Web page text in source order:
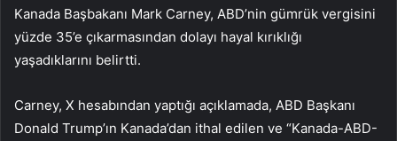
Kanada Başbakanı Mark Carney, ABD’nin gümrük vergisini
yüzde 35’e çıkarmasından dolayı hayal kırıklığı
yaşadıklarını belirtti.
Carney, X hesabından yaptığı açıklamada, ABD Başkanı
Donald Trump’ın Kanada’dan ithal edilen ve “Kanada-ABD-